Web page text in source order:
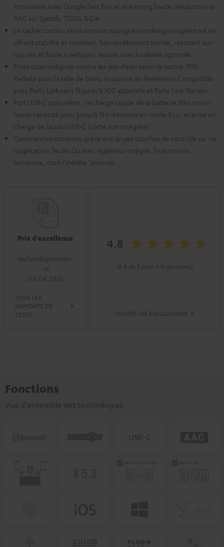
instantané avec Google Fast Pair et streaming haute résolution via
AAC sur Spotify, TIDAL & Cie.
Le cadre continu en aluminium souligne son design soigné tout en
offrant stabilité et maintien. Son revêtement textile, résistant aux
rayures et facile à nettoyer, assure une durabilité optimale.
Protection intégrale contre les jets d’eau selon la norme IPX5.
Parfaite pour la salle de bains, la cuisine ou l’extérieur. Compatible
avec Party Link sans fil jusqu’à 100 appareils et Party Link Stereo.
Port USB‑C polyvalent : recharge rapide de la batterie lithium‑ion
haute capacité pour jusqu’à 15 h d’écoute en mode Eco, et prise en
charge de l’audio USB‑C (carte son intégrée)
Commandes intuitives grâce aux larges touches de contrôle ou via
l’application Teufel Go avec égaliseur intégré. Trois coloris
tendance, dont l'inédite 'lavande'.
Prix d'excellence
technologyinsider.
nl
08.04.2026
TOUS LES
RAPPORTS DE
TESTS
4.8
(4.8 de 5 pour 5 Evaluations)
TOUTES LES ÉVALUATIONS
Fonctions
Vue d'ensemble des technologies